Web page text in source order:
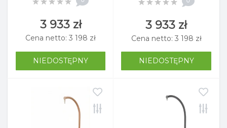
3 933 zł
Cena netto: 3 198 zł
NIEDOSTĘPNY
3 933 zł
Cena netto: 3 198 zł
NIEDOSTĘPNY